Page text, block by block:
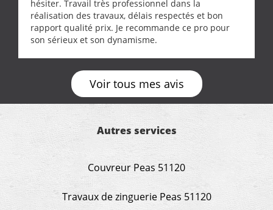
hésiter. Travail très professionnel dans la
réalisation des travaux, délais respectés et bon
rapport qualité prix. Je recommande ce pro pour
son sérieux et son dynamisme.
Voir tous mes avis
Autres services
Couvreur Peas 51120
Travaux de zinguerie Peas 51120